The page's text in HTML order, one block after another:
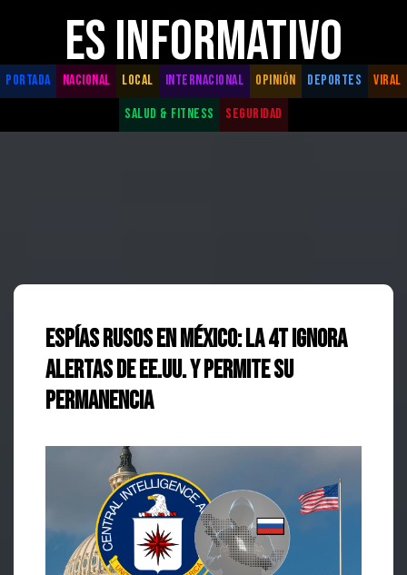
ES INFORMATIVO
PORTADA NACIONAL LOCAL INTERNACIONAL OPINIÓN DEPORTES
VIRAL
SALUD & FITNESS
SEGURIDAD
Espías rusos en México: La 4T ignora
alertas de EE.UU. y permite su
permanencia